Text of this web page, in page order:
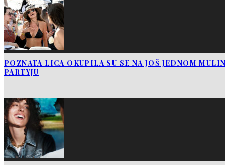
POZNATA LICA OKUPILA SU SE NA JOŠ JEDNOM
PARTYJU